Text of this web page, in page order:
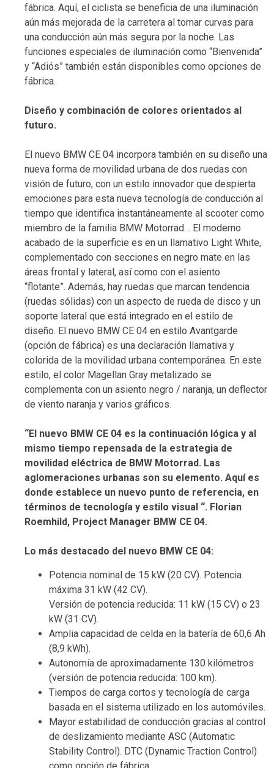
fábrica. Aquí, el ciclista se beneficia de una iluminación
aún más mejorada de la carretera al tomar curvas para
una conducción aún más segura por la noche. Las
funciones especiales de iluminación como “Bienvenida”
y “Adiós” también están disponibles como opciones de
fábrica.
Diseño y combinación de colores orientados al
futuro.
El nuevo BMW CE 04 incorpora también en su diseño una
nueva forma de movilidad urbana de dos ruedas con
visión de futuro, con un estilo innovador que despierta
emociones para esta nueva tecnología de conducción al
tiempo que identifica instantáneamente al scooter como
miembro de la familia BMW Motorrad. . El moderno
acabado de la superficie es en un llamativo Light White,
complementado con secciones en negro mate en las
áreas frontal y lateral, así como con el asiento
“flotante”. Además, hay ruedas que marcan tendencia
(ruedas sólidas) con un aspecto de rueda de disco y un
soporte lateral que está integrado en el estilo de
diseño. El nuevo BMW CE 04 en estilo Avantgarde
(opción de fábrica) es una declaración llamativa y
colorida de la movilidad urbana contemporánea. En este
estilo, el color Magellan Gray metalizado se
complementa con un asiento negro / naranja, un deflector
de viento naranja y varios gráficos.
“El nuevo BMW CE 04 es la continuación lógica y al
mismo tiempo repensada de la estrategia de
movilidad eléctrica de BMW Motorrad. Las
aglomeraciones urbanas son su elemento. Aquí es
donde establece un nuevo punto de referencia, en
términos de tecnología y estilo visual “. Florian
Roemhild, Project Manager BMW CE 04.
Lo más destacado del nuevo BMW CE 04:
Potencia nominal de 15 kW (20 CV). Potencia
máxima 31 kW (42 CV).
Versión de potencia reducida: 11 kW (15 CV) o 23
kW (31 CV).
Amplia capacidad de celda en la batería de 60,6 Ah
(8,9 kWh).
Autonomía de aproximadamente 130 kilómetros
(versión de potencia reducida: 100 km).
Tiempos de carga cortos y tecnología de carga
basada en el sistema utilizado en los automóviles.
Mayor estabilidad de conducción gracias al control
de deslizamiento mediante ASC (Automatic
Stability Control). DTC (Dynamic Traction Control)